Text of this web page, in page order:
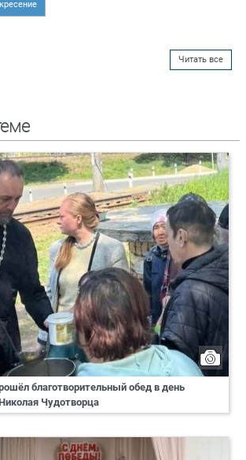
Читать все
благотворительный обед в день
Чудотворца